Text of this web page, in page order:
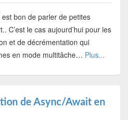
bon de parler de petites
C’est le cas aujourd’hui pour les
et de décrémentation qui
en mode multitâche… Plus...
de Async/Await en